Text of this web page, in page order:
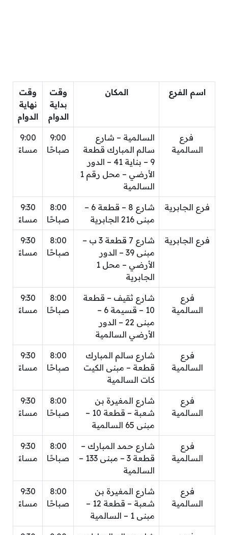
اسم الفرع المكان
وقت
بداية
الدوام
وقت
نهاية
الدوام
فرع
السالمية
السالمية – شارع
سالم المبارك قطعة
9 – بناية 41 – الدور
الأرضي – محل رقم 1
السالمية
9:00
صباحًا
9:00
مساءً
فرع الجابرية
شارع 8 – قطعة 6 –
مبنى 216 الجابرية
8:00
صباحًا
9:30
مساءً
فرع الجابرية
شارع 7 قطعة 3 ب –
مبنى 39 – الدور
الأرضي – محل 1
الجابرية
8:00
صباحًا
9:30
مساءً
فرع
السالمية
شارع ثقيف – قطعة
10 – قسيمة 6 –
مبنى 22 – الدور
الأرضي السالمية
8:00
صباحًا
9:30
مساءً
فرع
السالمية
شارع سالم المبارك
قطعة – مبنى الكيت
كات السالمية
8:00
صباحًا
9:30
مساءً
فرع
السالمية
شارع المغيرة بن
شعبة – قطعة 10 –
مبنى 65 السالمية
8:00
صباحًا
9:30
مساءً
فرع
السالمية
شارع حمد المبارك –
قطعة 3 – مبنى 133 –
السالمية
8:00
صباحًا
9:30
مساءً
فرع
السالمية
شارع المغيرة بن
شعبة – قطعة 12 –
مبنى 1 – السالمية
8:00
صباحًا
9:30
مساءً